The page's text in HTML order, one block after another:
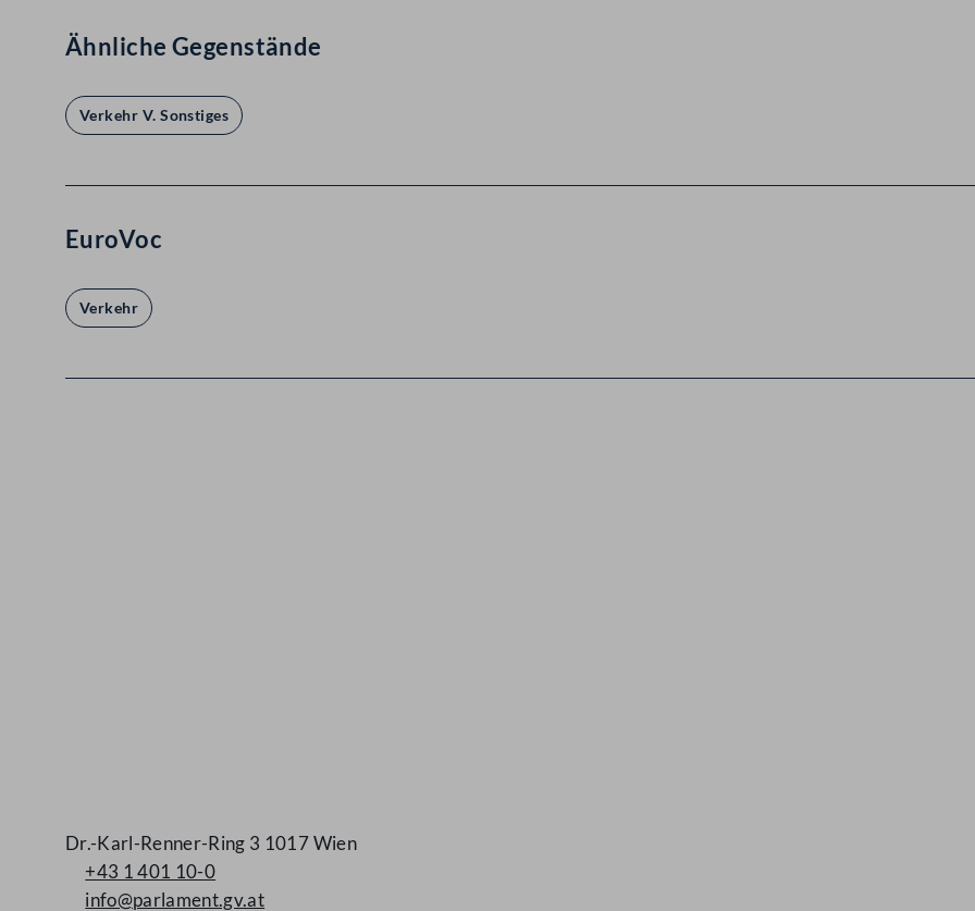
Ähnliche Gegenstände
Verkehr V. Sonstiges
EuroVoc
Verkehr
Dr.-Karl-Renner-Ring 3 1017 Wien
+43 1 401 10-0
info@parlament.gv.at